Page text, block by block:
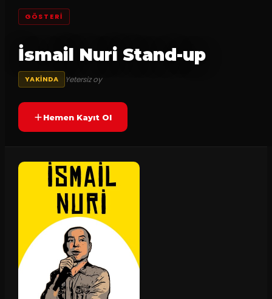
GÖSTERI
İsmail Nuri Stand-up
YAKINDA Yetersiz oy
Hemen Kayıt Ol